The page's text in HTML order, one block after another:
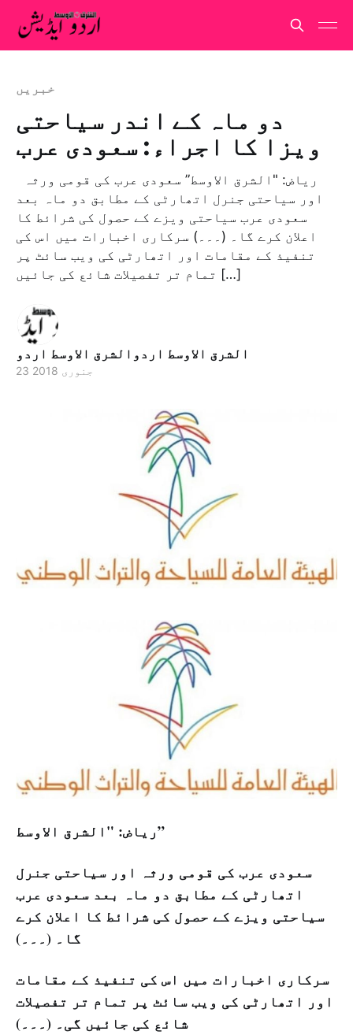
خبريں
دو ماہ کے اندر سیاحتی
ویزا کا اجراء: سعودی عرب
اور سیاحتی جنرل اتھارٹی کے مطابق دو ماہ بعد
سعودی عرب سیاحتی ویزے کے حصول کی شرائط کا
اعلان کرے گا۔ (۔۔۔) سرکاری اخبارات میں اس کی
تنفیذ کے مقامات اور اتھارٹی کی ویب سائٹ پر
تمام تر تفصیلات شائع کی جائیں […]
الشرق الاوسط اردوالشرق الاوسط اردو
23 جنوری 2018
ریاض: "الشرق الاوسط”
سعودی عرب کی قومی ورثہ اور سیاحتی جنرل
اتھارٹی کے مطابق دو ماہ بعد سعودی عرب
سیاحتی ویزے کے حصول کی شرائط کا اعلان کرے
گا۔ (۔۔۔)
سرکاری اخبارات میں اس کی تنفیذ کے مقامات
اور اتھارٹی کی ویب سائٹ پر تمام تر تفصیلات
شائع کی جائیں گی۔ (۔۔۔)